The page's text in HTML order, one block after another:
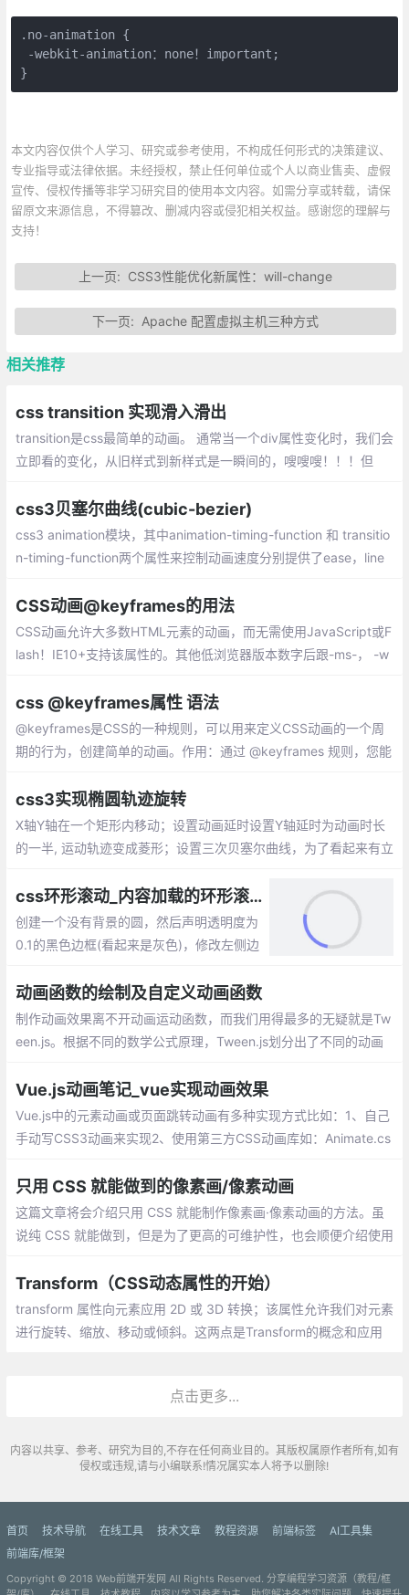
.no-animation {
-webkit-animation：none！important;
}
本文内容仅供个人学习、研究或参考使用，不构成任何形式的决策建议、
专业指导或法律依据。未经授权，禁止任何单位或个人以商业售卖、虚假
宣传、侵权传播等非学习研究目的使用本文内容。如需分享或转载，请保
留原文来源信息，不得篡改、删减内容或侵犯相关权益。感谢您的理解与
支持！
上一页: CSS3性能优化新属性：will-change
下一页: Apache 配置虚拟主机三种方式
相关推荐
css transition 实现滑入滑出
transition是css最简单的动画。 通常当一个div属性变化时，我们会
立即看的变化，从旧样式到新样式是一瞬间的，嗖嗖嗖！！！但
办？ transition可以做到。
css3贝塞尔曲线(cubic-bezier)
css3 animation模块，其中animation-timing-function 和 transitio
n-timing-function两个属性来控制动画速度分别提供了ease，line
CSS动画@keyframes的用法
CSS动画允许大多数HTML元素的动画，而无需使用JavaScript或F
lash！IE10+支持该属性的。其他低浏览器版本数字后跟-ms-， -w
css @keyframes属性 语法
@keyframes是CSS的一种规则，可以用来定义CSS动画的一个周
期的行为，创建简单的动画。作用：通过 @keyframes 规则，您能
css3实现椭圆轨迹旋转
X轴Y轴在一个矩形内移动；设置动画延时设置Y轴延时为动画时长
的一半, 运动轨迹变成菱形；设置三次贝塞尔曲线，为了看起来有立
css环形滚动_内容加载的环形滚动动画效果
创建一个没有背景的圆，然后声明透明度为
0.1的黑色边框(看起来是灰色)，修改左侧边
边框有颜色的空心圆。然后声明一个该元素
逆时针旋转360度的动画，并让该动画无限
播放(infinite)即可
动画函数的绘制及自定义动画函数
制作动画效果离不开动画运动函数，而我们用得最多的无疑就是Tw
een.js。根据不同的数学公式原理，Tween.js划分出了不同的动画
快、ease out 先块后慢、ease in out 先慢后快再慢
Vue.js动画笔记_vue实现动画效果
Vue.js中的元素动画或页面跳转动画有多种实现方式比如：1、自己
手动写CSS3动画来实现2、使用第三方CSS动画库如：Animate.cs
s。
只用 CSS 就能做到的像素画/像素动画
这篇文章将会介绍只用 CSS 就能制作像素画·像素动画的方法。虽
说纯 CSS 就能做到，但是为了更高的可维护性，也会顺便介绍使用
Transform（CSS动态属性的开始）
transform 属性向元素应用 2D 或 3D 转换；该属性允许我们对元素
进行旋转、缩放、移动或倾斜。这两点是Transform的概念和应用
点击更多...
内容以共享、参考、研究为目的,不存在任何商业目的。其版权属原作者所有,如有
侵权或违规,请与小编联系!情况属实本人将予以删除!
首页 技术导航 在线工具 技术文章 教程资源 前端标签
AI工具集
前端库/框架